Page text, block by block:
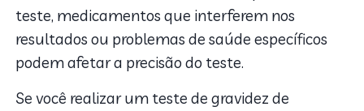
teste, medicamentos que interferem nos
resultados ou problemas de saúde específicos
podem afetar a precisão do teste.
Se você realizar um teste de gravidez de